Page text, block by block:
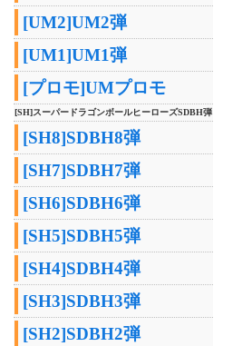
[UM2]UM2弾
[UM1]UM1弾
[プロモ]UMプロモ
[SH]スーパードラゴンボールヒーローズSDBH弾
[SH8]SDBH8弾
[SH7]SDBH7弾
[SH6]SDBH6弾
[SH5]SDBH5弾
[SH4]SDBH4弾
[SH3]SDBH3弾
[SH2]SDBH2弾